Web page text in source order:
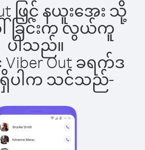
ဖြင့် နယူးအေး သို့
ါ်ခြင်းက လွယ်ကူ
ပါသည်။
Out ခရက်ဒ
ရှိပါက သင်သည်-